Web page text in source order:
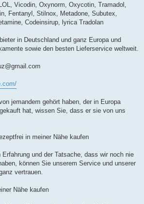
Vicodin, Oxynorm, Oxycotin, Tramadol,
Fentanyl, Stilnox, Metadone, Subutex,
Codeinsirup, lyrica Tradolan
in Deutschland und ganz Europa und
sowie den besten Lieferservice weltweit.
jemandem gehört haben, der in Europa
hat, wissen Sie, dass er sie von uns
in meiner Nähe kaufen
Erfahrung und der Tatsache, dass wir noch nie
können Sie unserem Service und unserer
vertrauen.
Nähe kaufen